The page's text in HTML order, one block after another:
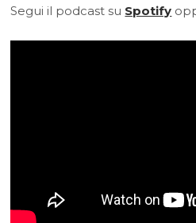
Segui il podcast su Spotify